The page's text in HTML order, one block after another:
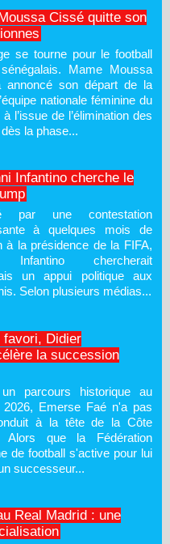
Cissé quitte son
se tourne pour le football
Mame Moussa
annoncé son départ de la
nationale féminine du
l’issue de l’élimination des
la phase...
Infantino cherche le
par une contestation
à quelques mois de
à la présidence de la FIFA,
Infantino chercherait
un appui politique aux
Selon plusieurs médias...
favori, Didier
la succession
parcours historique au
2026, Emerse Faé n'a pas
à la tête de la Côte
Alors que la Fédération
de football s'active pour lui
successeur...
Real Madrid : une